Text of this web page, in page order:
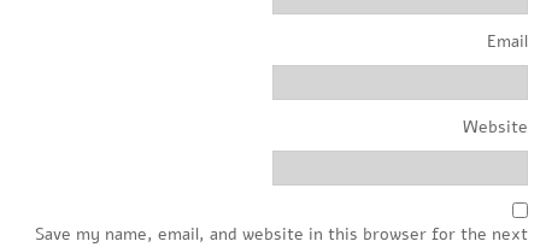
Email
Website
Save my name, email, and website in this browser for the next